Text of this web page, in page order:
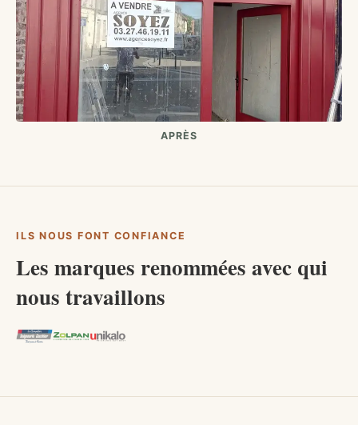
APRÈS
ILS NOUS FONT CONFIANCE
Les marques renommées avec qui
nous travaillons